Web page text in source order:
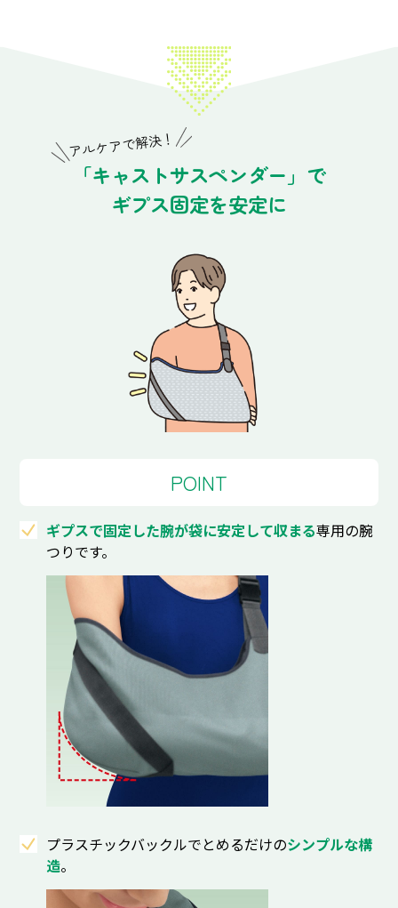
アルケアで解決！
「キャストサスペンダー」で
ギプス固定を安定に
POINT
ギプスで固定した腕が袋に安定して収まる専用の腕
つりです。
プラスチックバックルでとめるだけのシンプルな構
造。